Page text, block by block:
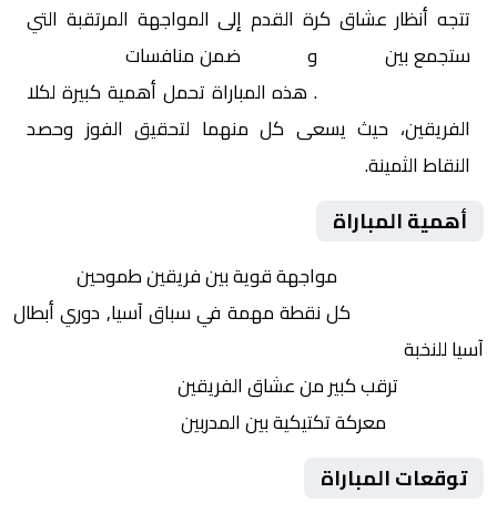
تتجه أنظار عشاق كرة القدم إلى المواجهة المرتقبة التي
ستجمع بين
والغرافة ضمن منافسات
. هذه المباراة تحمل أهمية كبيرة لكلا
الفريقين، حيث يسعى كل منهما لتحقيق الفوز وحصد
النقاط الثمينة.
أهمية المباراة
مواجهة قوية بين فريقين طموحين
كل نقطة مهمة في سباق آسيا, دوري أبطال
آسيا للنخبة
ترقب كبير من عشاق الفريقين
معركة تكتيكية بين المدربين
توقعات المباراة